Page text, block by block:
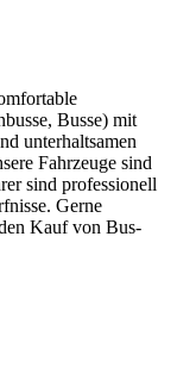
Busse) mit
unterhaltsamen
Fahrzeuge sind
sind professionell
Gerne
Kauf von Bus-